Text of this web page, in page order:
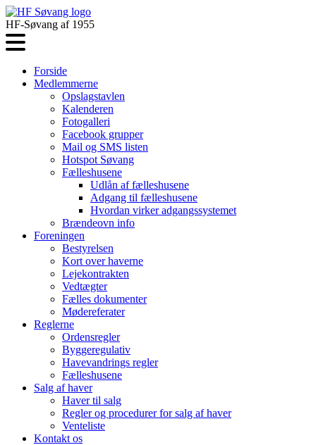
HF-Søvang af 1955
Forside
Medlemmerne
Opslagstavlen
Kalenderen
Fotogalleri
Facebook grupper
Mail og SMS listen
Hotspot Søvang
Fælleshusene
Udlån af fælleshusene
Adgang til fælleshusene
Hvordan virker adgangssystemet
Brændeovn info
Foreningen
Bestyrelsen
Kort over haverne
Lejekontrakten
Vedtægter
Fælles dokumenter
Mødereferater
Reglerne
Ordensregler
Byggeregulativ
Havevandrings regler
Fælleshusene
Salg af haver
Haver til salg
Regler og procedurer for salg af haver
Venteliste
Kontakt os